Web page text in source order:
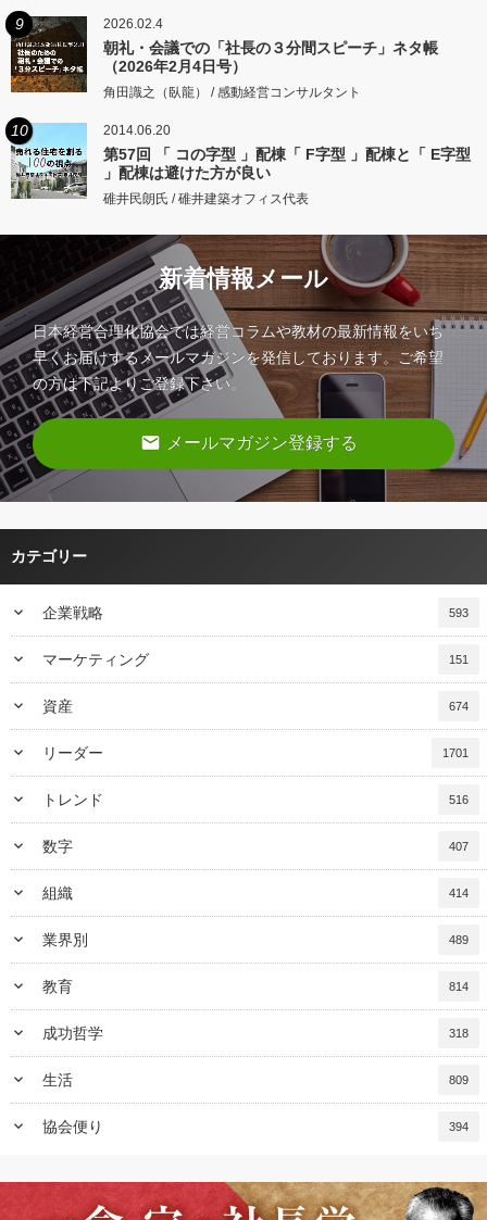
9 2026.02.4
朝礼・会議での「社長の３分間スピーチ」ネタ帳
（2026年2月4日号）
角田識之（臥龍） / 感動経営コンサルタント
10 2014.06.20
第57回 「 コの字型 」配棟「 F字型 」配棟と「 E字型
」配棟は避けた方が良い
碓井民朗氏 / 碓井建築オフィス代表
新着情報メール
日本経営合理化協会では経営コラムや教材の最新情報をいち
早くお届けするメールマガジンを発信しております。ご希望
の方は下記よりご登録下さい。
email メールマガジン登録する
カテゴリー
keyboard_arrow_down 企業戦略 593
keyboard_arrow_down マーケティング 151
keyboard_arrow_down 資産 674
keyboard_arrow_down リーダー 1701
keyboard_arrow_down トレンド 516
keyboard_arrow_down 数字 407
keyboard_arrow_down 組織 414
keyboard_arrow_down 業界別 489
keyboard_arrow_down 教育 814
keyboard_arrow_down 成功哲学 318
keyboard_arrow_down 生活 809
keyboard_arrow_down 協会便り 394